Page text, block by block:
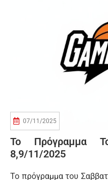
07/11/2025
Το Πρόγραμμα
8,9/11/2025
Το πρόγραμμα του